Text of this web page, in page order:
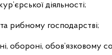
діяльності;
рибному господарстві;
обороні, обов’язковому